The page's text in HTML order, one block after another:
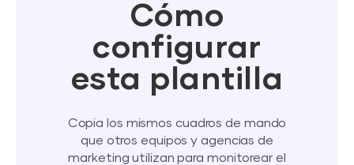
Cómo
configurar
esta plantilla
Copia los mismos cuadros de mando
que otros equipos y agencias de
marketing utilizan para monitorear el